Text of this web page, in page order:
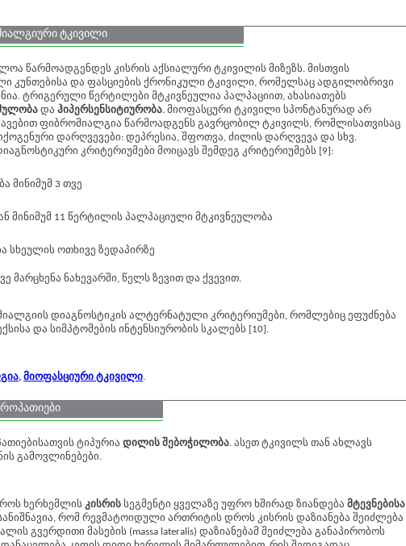
ტკივილი
წარმოადგენდეს კისრის აქსიალური ტკივილის მიზეზს. მისთვის
კუნთებისა და ფასციების ქრონიკული ტკივილი, რომელსაც ადგილობრივი
ტრიგერული წერტილები მტკივნეულია პალპაციით, ახასიათებს
და ჰიპერსენსიტიურობა. მიოფასცური ტკივილი სპონტანურად არ
ფიბრომიალგია წარმოადგენს გავრცობილ ტკივილს, რომლისათვისაც
დარღვევები: დეპრესია, შფოთვა, ძილის დარღვევა და სხვ.
კრიტერიუმები მოიცავს შემდეგ კრიტერიუმებს [9]:
მინიმუმ 3 თვე
მინიმუმ 11 წერტილის პალპაციული მტკივნეულობა
სხეულის ოთხივე ზედაპირზე
მარცხენა ნახევარში, წელს ზევით და ქვევით.
დიაგნოსტიკის ალტერნატული კრიტერიუმები, რომლებიც ეფუძნება
და სიმპტომების ინტენსიურობის სკალებს [10].
, მიოფასციური ტკივილი.
ტიპურია დილის შებოჭილობა. ასეთ ტკივილს თან ახლავს
გამოვლინებები.
ხერხემლის კისრის სეგმენტი ყველაზე უფრო ხშირად ზიანდება მტევნებისა
რომ რევმატოიდული ართრიტის დროს კისრის დაზიანება შეიძლება
გვერდითი მასების (massa lateralis) დაზიანებამ შეიძლება განაპირობოს